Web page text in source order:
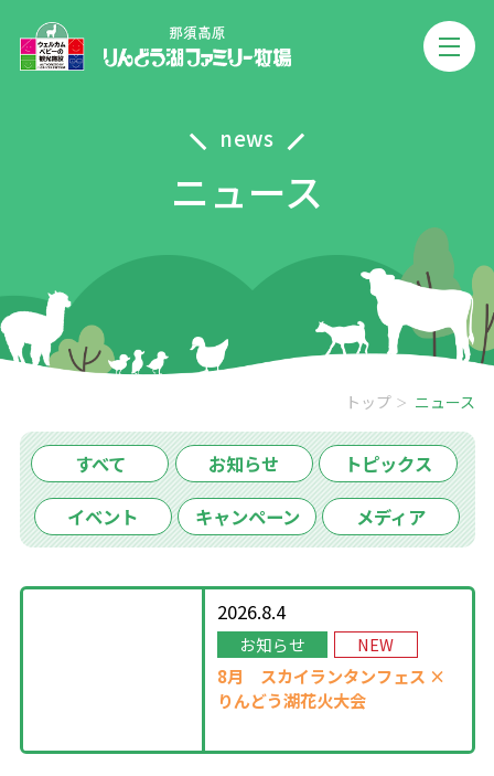
news
ニュース
トップ ニュース
すべて お知らせ トピックス
イベント キャンペーン メディア
2026.8.4
お知らせ NEW
8月 スカイランタンフェス ×
りんどう湖花火大会